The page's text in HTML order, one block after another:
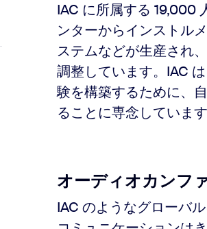
IAC に所属する 19,000
ンターからインストル
ステムなどが生産され
調整しています。IAC
験を構築するために、
ることに専念しています
オーディオカンフ
IAC のようなグローバ